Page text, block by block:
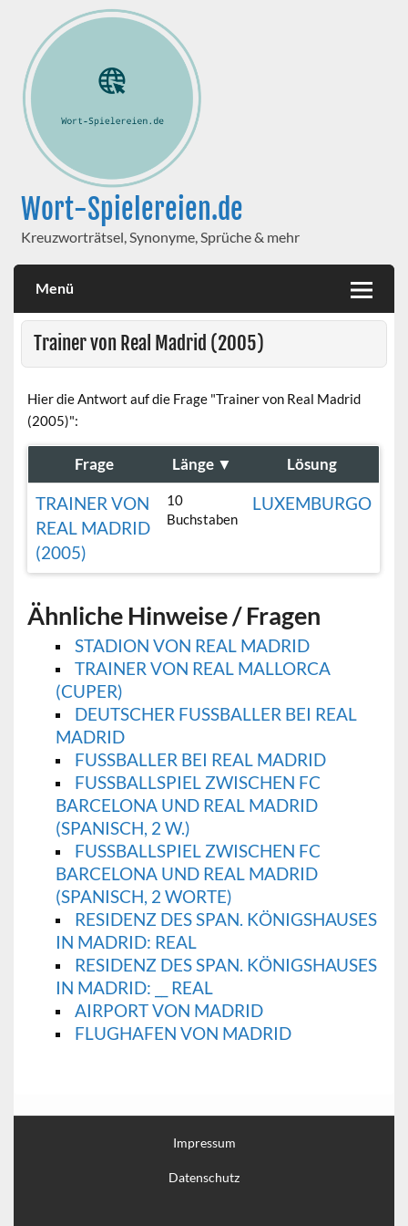
Wort-Spielereien.de
Kreuzworträtsel, Synonyme, Sprüche & mehr
Menü
Trainer von Real Madrid (2005)
Hier die Antwort auf die Frage "Trainer von Real Madrid
(2005)":
Frage Länge ▼ Lösung
TRAINER VON
REAL MADRID
(2005)
10
Buchstaben
LUXEMBURGO
Ähnliche Hinweise / Fragen
STADION VON REAL MADRID
TRAINER VON REAL MALLORCA
(CUPER)
DEUTSCHER FUSSBALLER BEI REAL M
ADRID
FUSSBALLER BEI REAL MADRID
FUSSBALLSPIEL ZWISCHEN FC B
ARCELONA UND REAL MADRID (
SPANISCH, 2 W.)
FUSSBALLSPIEL ZWISCHEN FC B
ARCELONA UND REAL MADRID (
SPANISCH, 2 WORTE)
RESIDENZ DES SPAN. KÖNIGSHAUSES
IN MADRID: REAL
RESIDENZ DES SPAN. KÖNIGSHAUSES
IN MADRID: __ REAL
AIRPORT VON MADRID
FLUGHAFEN VON MADRID
Impressum
Datenschutz